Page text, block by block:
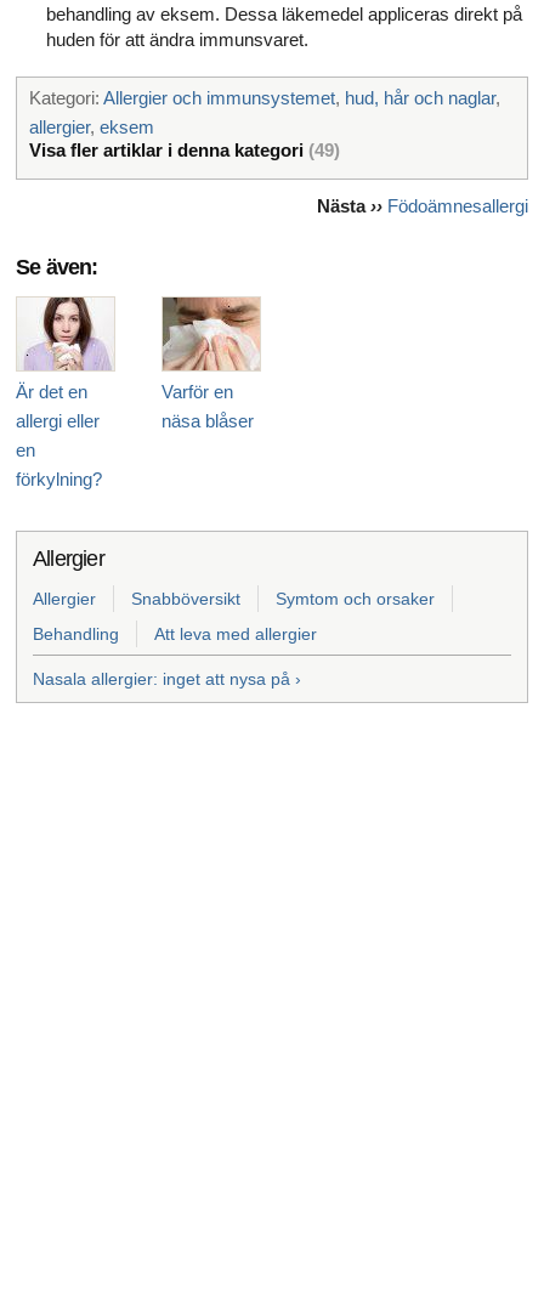
behandling av eksem. Dessa läkemedel appliceras direkt på
huden för att ändra immunsvaret.
Kategori: Allergier och immunsystemet, hud, hår och naglar,
allergier, eksem
Visa fler artiklar i denna kategori (49)
Nästa›› Födoämnesallergi
Se även:
Är det en
allergi eller
en
förkylning?
Varför en
näsa blåser
Allergier
Allergier Snabböversikt
Symtom och orsaker
Behandling
Att leva med allergier
Nasala allergier: inget att nysa på ›